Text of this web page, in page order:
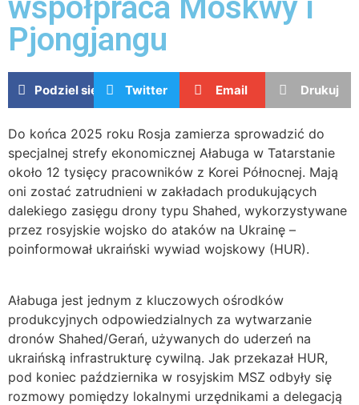
współpraca Moskwy i
Pjongjangu
Podziel się Twitter Email Drukuj
Do końca 2025 roku Rosja zamierza sprowadzić do
specjalnej strefy ekonomicznej Ałabuga w Tatarstanie
około 12 tysięcy pracowników z Korei Północnej. Mają
oni zostać zatrudnieni w zakładach produkujących
dalekiego zasięgu drony typu Shahed, wykorzystywane
przez rosyjskie wojsko do ataków na Ukrainę –
poinformował ukraiński wywiad wojskowy (HUR).
Ałabuga jest jednym z kluczowych ośrodków
produkcyjnych odpowiedzialnych za wytwarzanie
dronów Shahed/Gerań, używanych do uderzeń na
ukraińską infrastrukturę cywilną. Jak przekazał HUR,
pod koniec października w rosyjskim MSZ odbyły się
rozmowy pomiędzy lokalnymi urzędnikami a delegacją